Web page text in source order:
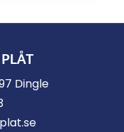
Dingle